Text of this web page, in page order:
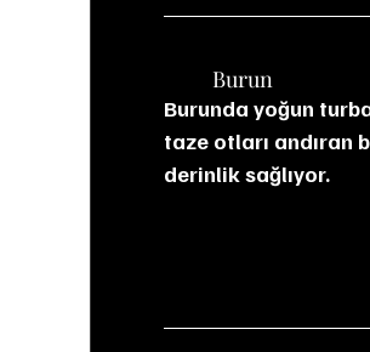
	Burun
Burunda yoğun
taze otları andıran
derinlik sağlıyor.